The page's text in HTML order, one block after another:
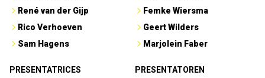
René van der Gijp
Rico Verhoeven
Sam Hagens
Femke Wiersma
Geert Wilders
Marjolein Faber
PRESENTATRICES
PRESENTATOREN